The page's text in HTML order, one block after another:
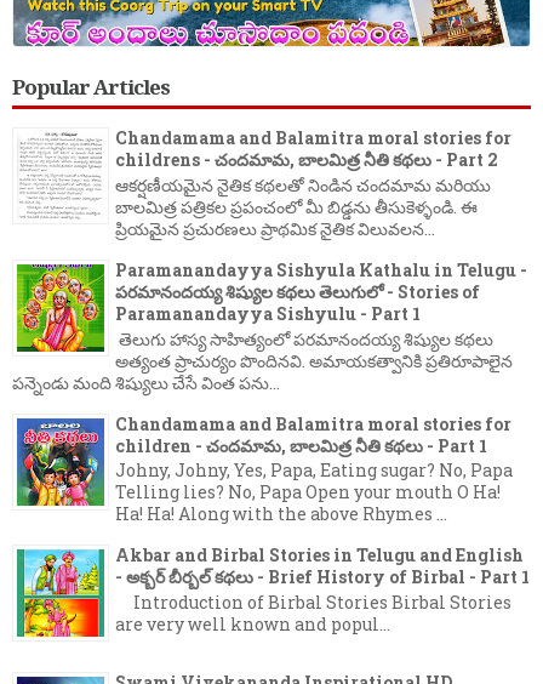
Popular Articles
Chandamama and Balamitra moral stories for
childrens - చందమామ, బాలమిత్ర నీతి కథలు - Part 2
ఆకర్షణీయమైన నైతిక కథలతో నిండిన చందమామ మరియు
బాలమిత్ర పత్రికల ప్రపంచంలో మీ బిడ్డను తీసుకెళ్ళండి. ఈ
ప్రియమైన ప్రచురణలు ప్రాథమిక నైతిక విలువలన...
Paramanandayya Sishyula Kathalu in Telugu -
పరమానందయ్య శిష్యుల కథలు తెలుగులో - Stories of
Paramanandayya Sishyulu - Part 1
తెలుగు హాస్య సాహిత్యంలో పరమానందయ్య శిష్యుల కథలు
అత్యంత ప్రాచుర్యం పొందినవి. అమాయకత్వానికి ప్రతిరూపాలైన
పన్నెండు మంది శిష్యులు చేసే వింత పను...
Chandamama and Balamitra moral stories for
children - చందమామ, బాలమిత్ర నీతి కథలు - Part 1
Johny, Johny, Yes, Papa, Eating sugar? No, Papa
Telling lies? No, Papa Open your mouth O Ha!
Ha! Ha! Along with the above Rhymes ...
Akbar and Birbal Stories in Telugu and English
- అక్బర్ బీర్బల్ కథలు - Brief History of Birbal - Part 1
Introduction of Birbal Stories Birbal Stories
are very well known and popul...